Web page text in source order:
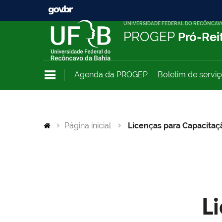
UNIVERSIDADE FEDERAL DO
PROGEP Pró-
Agenda da PROGEP Boletim de
Página inicial Licenças para